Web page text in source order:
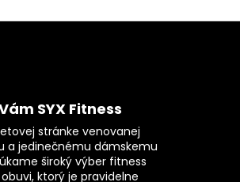
SYX Fitness
stránke venovanej
a jedinečnému dámskemu
široký výber fitness
obuvi, ktorý je pravidelne